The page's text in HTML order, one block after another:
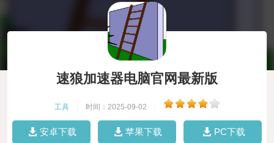
速狼加速器电脑官网最新版
工具 时间：2025-09-02
安卓下载 苹果下载 PC下载